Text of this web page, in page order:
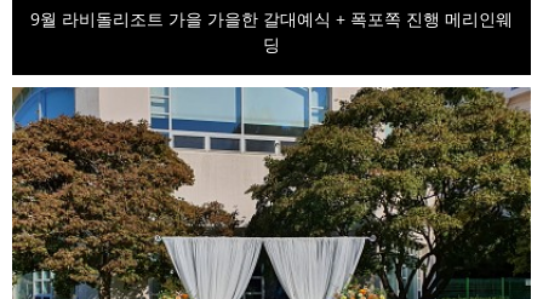
9월 라비돌리조트 가을 가을한 갈대예식 + 폭포쪽 진행 메리인웨
딩